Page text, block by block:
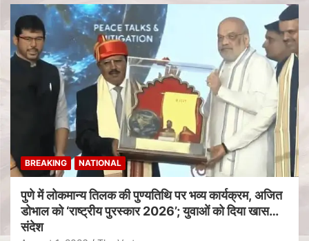
BREAKING NATIONAL
पुणे में लोकमान्य तिलक की पुण्यतिथि पर भव्य कार्यक्रम, अजित
डोभाल को ‘राष्ट्रीय पुरस्कार 2026’; युवाओं को दिया खास
संदेश